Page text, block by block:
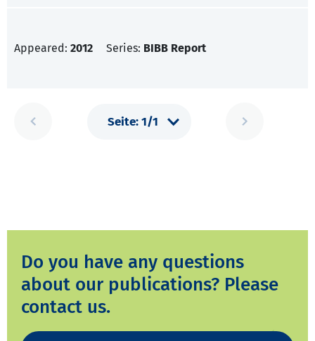
Appeared: 2012 Series: BIBB Report
Do you have any questions
about our publications? Please
contact us.